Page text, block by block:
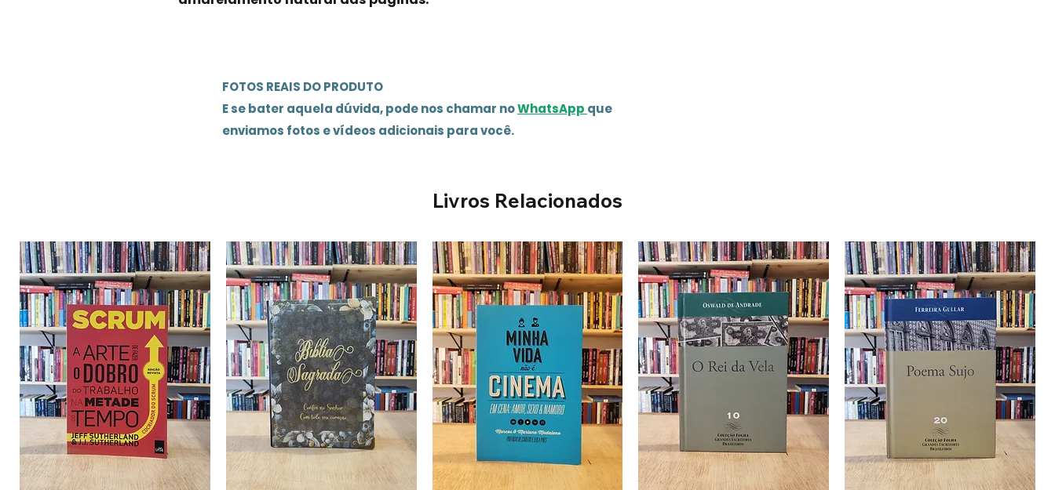
FOTOS REAIS DO PRODUTO
E se bater aquela dúvida, pode nos chamar noWhatsApp que
enviamos fotos e vídeos adicionais para você.
Livros Relacionados